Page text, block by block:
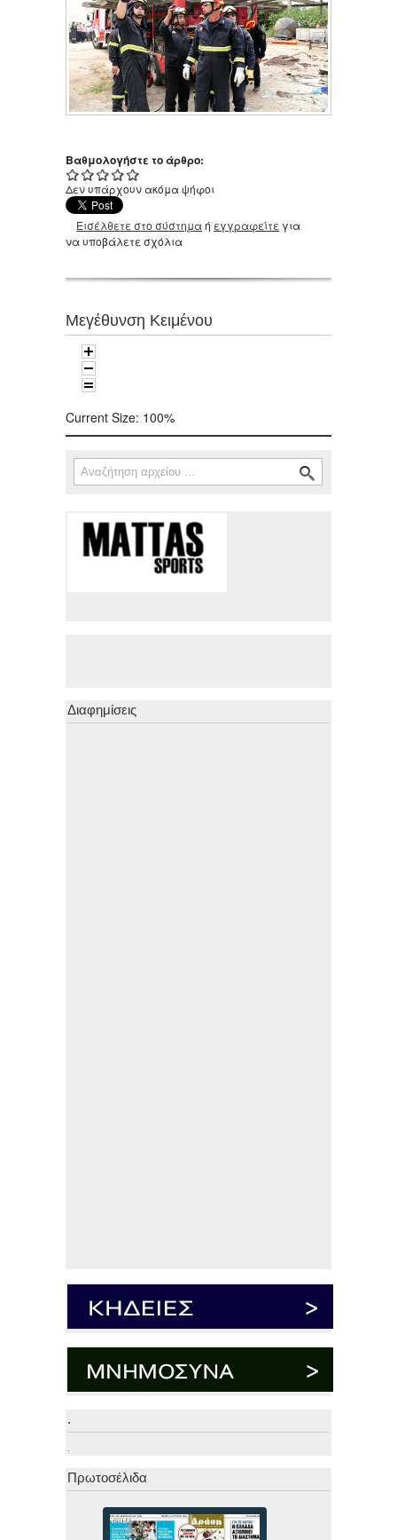
Βαθμολογήστε το άρθρο:
Δεν υπάρχουν ακόμα ψήφοι
Εισέλθετε στο σύστημαή εγγραφείτε για
να υποβάλετε σχόλια
Μεγέθυνση Κειμένου
Current Size: 100%
Φόρμα αναζήτησης
Αναζήτηση
Διαφημίσεις
.
.
Πρωτοσέλιδα